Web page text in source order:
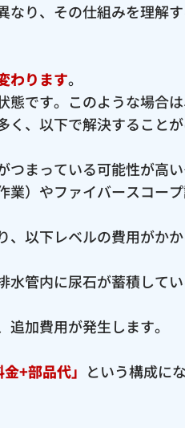
り、その仕組みを理解
わります。
です。このような場合
く、以下で解決すること
まっている可能性が高
）やファイバースコー
以下レベルの費用がか
管内に尿石が蓄積して
加費用が発生します。
+部品代」 という構成に